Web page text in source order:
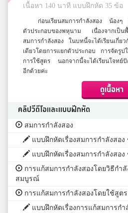
เนื้อหา 140 นาที แบบฝึกหัด 35 ข้อ
ก่อนเรียนสมการกำลังสอง น้องๆ
ตัวประกอบของพหุนาม เนื่องจากเป็น
สมการกำลังสอง ในบทนี้จะได้เรียนเกี่ย
เดียวโดยการแยกตัวประกอบ การจัดรู
การใช้สูตร นอกจากนี้จะได้เรียนโจทย์ปั
อีกด้วยค่ะ
ดูเนื้อหา
คลิปวีดีโอและแบบฝึกหัด
สมการกำลังสอง
แบบฝึกหัดเรื่องสมการกำลังสอง
แบบฝึกหัดเรื่องสมการกำลังสอง
การแก้สมการกำลังสองโดยวิธีกำลั
สมบูรณ์
การแก้สมการกำลังสองโดยใช้สูตร
แบบฝึกหัดเรื่องการแก้สมการกำ